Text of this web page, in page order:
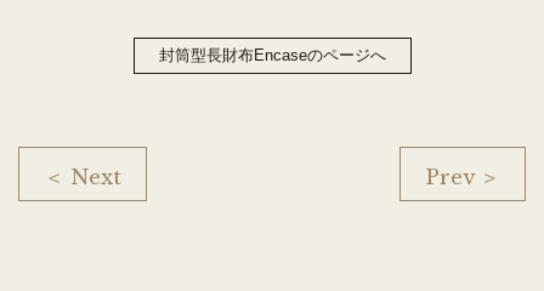
封筒型長財布Encaseのページへ
＜ Next Prev ＞